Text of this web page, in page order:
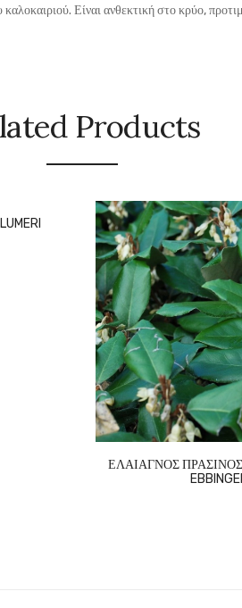
Είναι ανθεκτική στο κρύο,
Products
ΕΛΑΙΑΓΝΟΣ ΠΡΑΣΙΝΟΣ
EBBINGEI